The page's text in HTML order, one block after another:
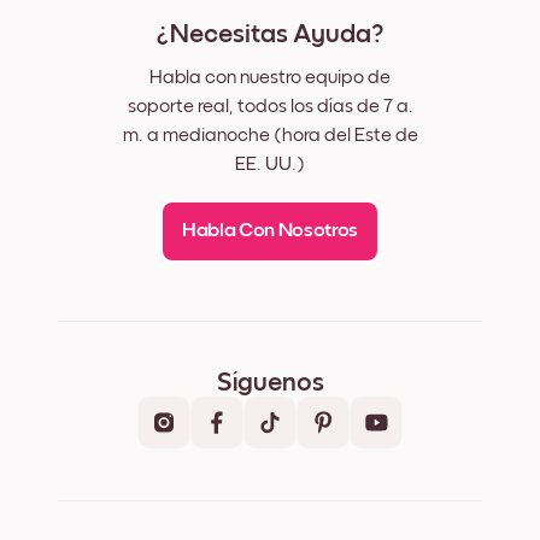
¿Necesitas Ayuda?
Habla con nuestro equipo de
soporte real, todos los días de 7 a.
m. a medianoche (hora del Este de
EE. UU.)
Habla Con Nosotros
Síguenos